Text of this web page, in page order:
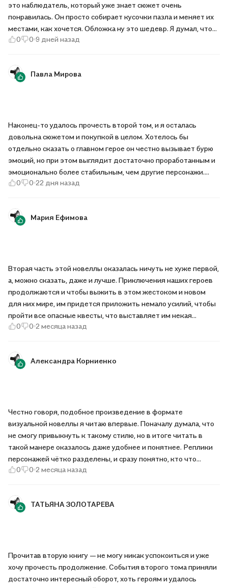
это наблюдатель, который уже знает сюжет очень
понравилась. Он просто собирает кусочки пазла и меняет их
местами, как хочется. Обложка ну это шедевр. Я думал, что
прошлая прекрасная, но эта ещё лучше. Прочитал манхву за
0 0 9 дней назад
Павла Мирова
Наконец-то удалось прочесть второй том, и я осталась
довольна сюжетом и покупкой в целом. Хотелось бы
отдельно сказать о главном герое он честно вызывает бурю
эмоций, но при этом выглядит достаточно проработанным и
эмоционально более стабильным, чем другие персонажи.
Также хочу отметить качество издания: твёрдый переплёт,
печать и крупный шрифт.
0 0 22 дня назад
Мария Ефимова
Вторая часть этой новеллы оказалась ничуть не хуже первой,
а, можно сказать, даже и лучше. Приключения наших героев
продолжаются и чтобы выжить в этом жестоком и новом
для них мире, им придется приложить немало усилий, чтобы
пройти все опасные квесты, что выставляет им некая
игровая система. Книга легко написана и легко читатется. В
0 0 2 месяца назад
Александра Корниенко
Честно говоря, подобное произведение в формате
визуальной новеллы я читаю впервые. Поначалу думала, что
не смогу привыкнуть к такому стилю, но в итоге читать в
такой манере оказалось даже удобнее и понятнее. Реплики
персонажей чётко разделены, и сразу понятно, кто что
произносит. Единственное, хотелось бы, конечно, шрифт
качество, как и у первой книги, великолепное: прочный
твёрдый переплёт, детализированная обложка и плотные
0 0 2 месяца назад
ТАТЬЯНА ЗОЛОТАРЕВА
Прочитав вторую книгу — не могу никак успокоиться и уже
хочу прочесть продолжение. События второго тома приняли
достаточно интересный оборот, хоть героям и удалось